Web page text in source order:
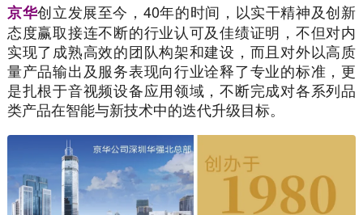
京华创立发展至今，40年的时间，以实干精神及创新
态度赢取接连不断的行业认可及佳绩证明，不但对内
实现了成熟高效的团队构架和建设，而且对外以高质
量产品输出及服务表现向行业诠释了专业的标准，更
是扎根于音视频设备应用领域，不断完成对各系列品
类产品在智能与新技术中的迭代升级目标。